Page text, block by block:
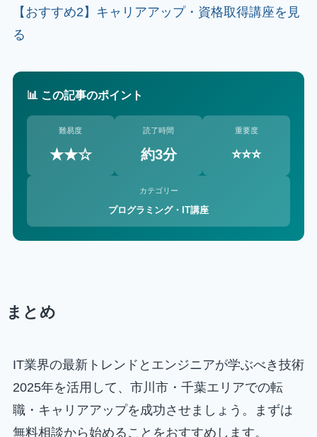
【おすすめ2】キャリアアップ・資格取得講座を見
る
📊 この記事のポイント
難易度
★★☆
読了時間
約3分
重要度
⭐⭐⭐
カテゴリー
プログラミング・IT講座
まとめ
IT業界の最新トレンドとエンジニアが学ぶべき技術
2025年を活用して、市川市・千葉エリアでの転
職・キャリアアップを成功させましょう。まずは
無料相談から始めることをおすすめします。